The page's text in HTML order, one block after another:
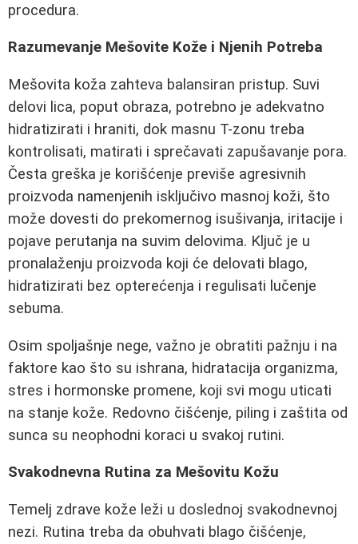
procedura.
Razumevanje Mešovite Kože i Njenih Potreba
Mešovita koža zahteva balansiran pristup. Suvi
delovi lica, poput obraza, potrebno je adekvatno
hidratizirati i hraniti, dok masnu T-zonu treba
kontrolisati, matirati i sprečavati zapušavanje pora.
Česta greška je korišćenje previše agresivnih
proizvoda namenjenih isključivo masnoj koži, što
može dovesti do prekomernog isušivanja, iritacije i
pojave perutanja na suvim delovima. Ključ je u
pronalaženju proizvoda koji će delovati blago,
hidratizirati bez opterećenja i regulisati lučenje
sebuma.
Osim spoljašnje nege, važno je obratiti pažnju i na
faktore kao što su ishrana, hidratacija organizma,
stres i hormonske promene, koji svi mogu uticati
na stanje kože. Redovno čišćenje, piling i zaštita od
sunca su neophodni koraci u svakoj rutini.
Svakodnevna Rutina za Mešovitu Kožu
Temelj zdrave kože leži u doslednoj svakodnevnoj
nezi. Rutina treba da obuhvati blago čišćenje,